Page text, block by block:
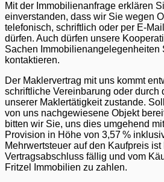
Mit der Immobilienanfrage erklären
einverstanden, dass wir Sie wegen
telefonisch, schriftlich oder per E-
dürfen. Auch dürfen unsere
Sachen Immobilienangelegenheiten
kontaktieren.
Der Maklervertrag mit uns kommt
schriftliche Vereinbarung oder durch
unserer Maklertätigkeit zustande.
von uns nachgewiesene Objekt
bitten wir Sie, uns dies umgehend
Provision in Höhe von 3,57 %
Mehrwertsteuer auf den Kaufpreis
Vertragsabschluss fällig und vom
Fritzel Immobilien zu zahlen.